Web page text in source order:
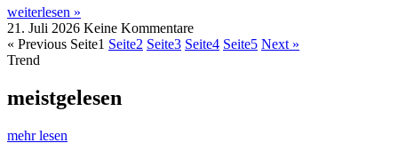
weiterlesen »
21. Juli 2026 Keine Kommentare
« Previous Seite1 Seite2 Seite3 Seite4 Seite5 Next »
Trend
meistgelesen
mehr lesen